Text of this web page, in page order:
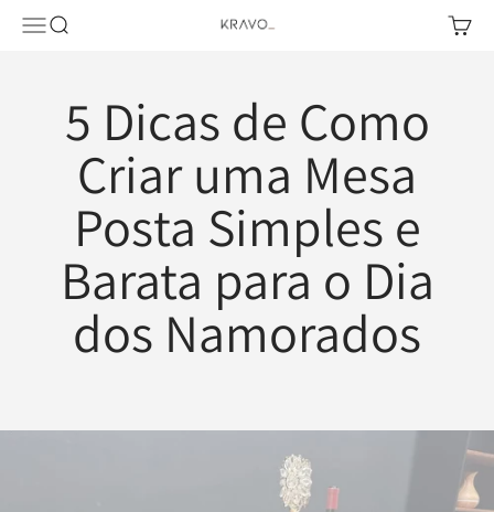
Pular para o conteúdo
Abrir menu de navegação
Abrir pesquisa KRAVO urban design Abrir
5 Dicas de Como
Criar uma Mesa
Posta Simples e
Barata para o Dia
dos Namorados